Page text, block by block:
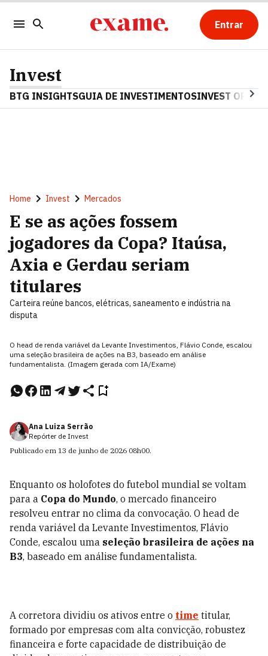
Entrar
Invest
BTG INSIGHTSGUIA DE INVESTIMENTOSINVEST OPINA
Home Invest Mercados
E se as ações fossem
jogadores da Copa? Itaúsa,
Axia e Gerdau seriam
titulares
Carteira reúne bancos, elétricas, saneamento e indústria na
disputa
O head de renda variável da Levante Investimentos, Flávio Conde, escalou
uma seleção brasileira de ações na B3, baseado em análise
fundamentalista. (Imagem gerada com IA/Exame)
Ana Luiza Serrão
Repórter de Invest
Publicado em 13 de junho de 2026 08h00.
Enquanto os holofotes do futebol mundial se voltam
para a Copa do Mundo, o mercado financeiro
resolveu entrar no clima da convocação. O head de
renda variável da Levante Investimentos, Flávio
Conde, escalou uma seleção brasileira de ações na
B3, baseado em análise fundamentalista.
A corretora dividiu os ativos entre o time titular,
formado por empresas com alta convicção, robustez
financeira e forte capacidade de distribuição de